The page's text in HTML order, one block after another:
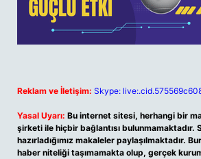
Reklam ve İletişim: Skype:
Yasal Uyarı: Bu internet sitesi, herhangi bir
şirketi ile hiçbir bağlantısı bulunmamaktadır.
hazırladığımız makaleler paylaşılmaktadır.
haber niteliği taşımamakta olup, gerçek